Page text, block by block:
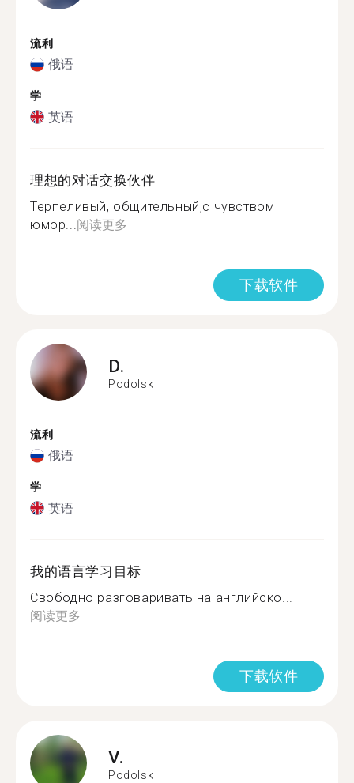
流利
俄语
学
英语
理想的对话交换伙伴
Терпеливый, общительный,с чувством
юмор... 阅读更多
下载软件
D.
Podolsk
流利
俄语
学
英语
我的语言学习目标
Свободно разговаривать на английско...
阅读更多
下载软件
V.
Podolsk